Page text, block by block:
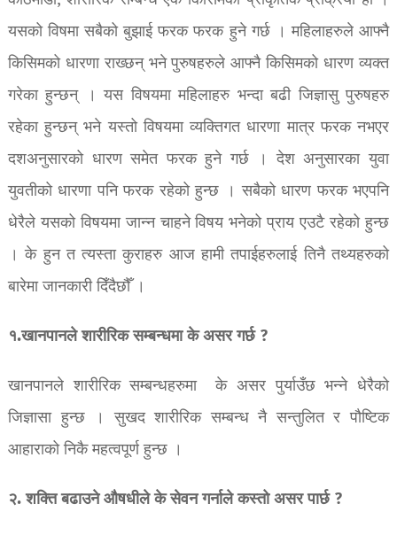
यसको विषमा सबैको बुझाई फरक फरक हुने गर्छ । महिलाहरुले आफ्नै
किसिमको धारणा राख्छन् भने पुरुषहरुले आफ्नै किसिमको धारण व्यक्त
गरेका हुन्छन् । यस विषयमा महिलाहरु भन्दा बढी जिज्ञासु पुरुषहरु
रहेका हुन्छन् भने यस्तो विषयमा व्यक्तिगत धारणा मात्र फरक नभएर
दशअनुसारको धारण समेत फरक हुने गर्छ । देश अनुसारका युवा
युवतीको धारणा पनि फरक रहेको हुन्छ । सबैको धारण फरक भएपनि
धेरैले यसको विषयमा जान्न चाहने विषय भनेको प्राय एउटै रहेको हुन्छ
। के हुन त त्यस्ता कुराहरु आज हामी तपाईहरुलाई तिनै तथ्यहरुको
बारेमा जानकारी दिँदैछौँ ।
१.खानपानले शारीरिक सम्बन्धमा के असर गर्छ ?
खानपानले शारीरिक सम्बन्धहरुमा के असर पुर्याउँछ भन्ने धेरैको
जिज्ञासा हुन्छ । सुखद शारीरिक सम्बन्ध नै सन्तुलित र पौष्टिक
आहाराको निकै महत्वपूर्ण हुन्छ ।
२. शक्ति बढाउने औषधीले के सेवन गर्नाले कस्तो असर पार्छ ?